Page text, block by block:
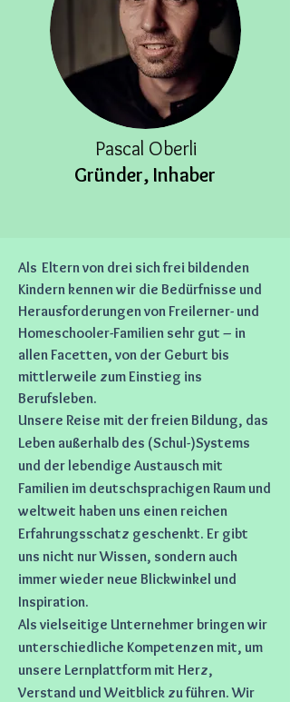
Pascal Oberli
Gründer, Inhaber
Als Eltern von drei sich frei bildenden
Kindern kennen wir die Bedürfnisse und
Herausforderungen von Freilerner- und
Homeschooler-Familien sehr gut – in
allen Facetten, von der Geburt bis
mittlerweile zum Einstieg ins
Berufsleben.
Unsere Reise mit der freien Bildung, das
Leben außerhalb des (Schul-)Systems
und der lebendige Austausch mit
Familien im deutschsprachigen Raum und
weltweit haben uns einen reichen
Erfahrungsschatz geschenkt. Er gibt
uns nicht nur Wissen, sondern auch
immer wieder neue Blickwinkel und
Inspiration.
Als vielseitige Unternehmer bringen wir
unterschiedliche Kompetenzen mit, um
unsere Lernplattform mit Herz,
Verstand und Weitblick zu führen. Wir